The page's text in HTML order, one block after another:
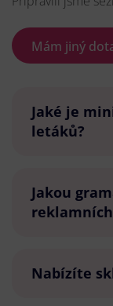
Mám jiný
Jaké je
letáků?
Jakou
Nabízíte